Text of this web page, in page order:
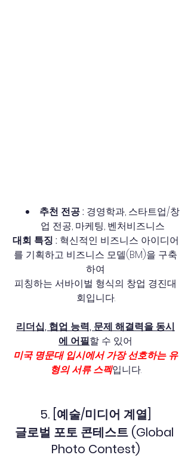
추천 전공 : 경영학과, 스타트업/창
업 전공, 마케팅, 벤처비즈니스
대회 특징 : 혁신적인 비즈니스 아이디어
를 기획하고 비즈니스 모델(BM)을 구축
하여
피칭하는 서바이벌 형식의 창업 경진대
회입니다.
리더십, 협업 능력, 문제 해결력을 동시
에 어필할 수 있어
미국 명문대 입시에서 가장 선호하는 유
형의 서류 스펙입니다.
5. [예술/미디어 계열]
글로벌 포토 콘테스트 (Global
Photo Contest)